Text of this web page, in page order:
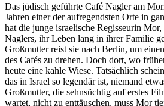
Das jüdisch geführte Café Nagler am
Jahren einer der aufregendsten Orte in
hat die junge israelische Regisseurin
Naglers, ihr Leben lang in ihrer Familie
Großmutter reist sie nach Berlin, um
des Cafés zu drehen. Doch dort, wo
heute eine kahle Wiese. Tatsächlich
das in Israel so legendär ist, niemand
Großmutter, die sehnsüchtig auf erstes
wartet, nicht zu enttäuschen, muss Mor